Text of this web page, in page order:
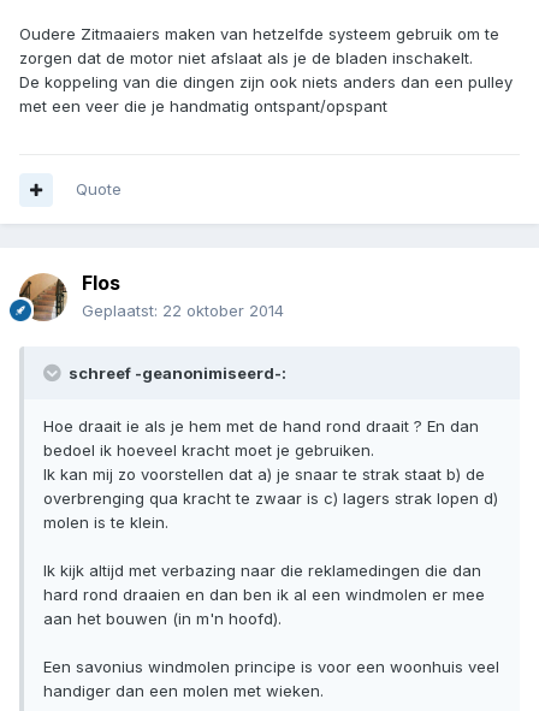
Oudere Zitmaaiers maken van hetzelfde systeem gebruik om te
zorgen dat de motor niet afslaat als je de bladen inschakelt.
De koppeling van die dingen zijn ook niets anders dan een pulley
met een veer die je handmatig ontspant/opspant
Quote
Flos
Geplaatst: 22 oktober 2014
schreef -geanonimiseerd-:
Hoe draait ie als je hem met de hand rond draait ? En dan
bedoel ik hoeveel kracht moet je gebruiken.
Ik kan mij zo voorstellen dat a) je snaar te strak staat b) de
overbrenging qua kracht te zwaar is c) lagers strak lopen d)
molen is te klein.
Ik kijk altijd met verbazing naar die reklamedingen die dan
hard rond draaien en dan ben ik al een windmolen er mee
aan het bouwen (in m'n hoofd).
Een savonius windmolen principe is voor een woonhuis veel
handiger dan een molen met wieken.